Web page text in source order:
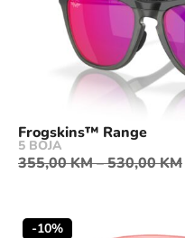
Frogskins™ Range
5 BOJA
355,00KM–530,00KM
-10%